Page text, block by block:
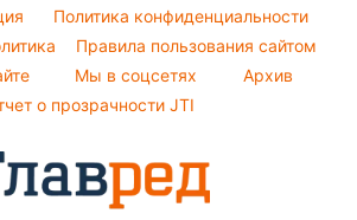
Политика конфиденциальности
Правила пользования сайтом
Мы в соцсетях
Архив
о прозрачности JTI